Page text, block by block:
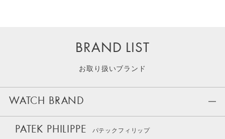
BRAND LIST
お取り扱いブランド
WATCH BRAND
PATEK PHILIPPE パテックフィリップ